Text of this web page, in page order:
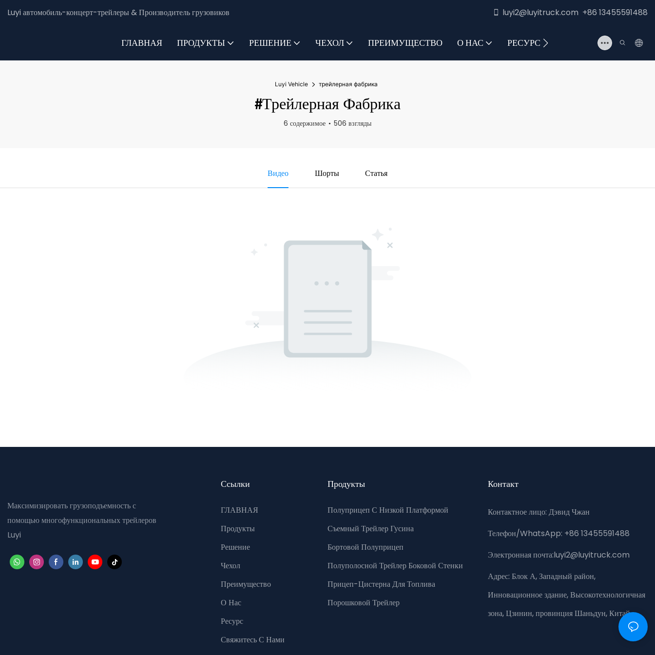
Luyi автомобиль-концерт-трейлеры & Производитель грузовиков luyi2@luyitruck.com +86 13455591488
ГЛАВНАЯ ПРОДУКТЫ РЕШЕНИЕ ЧЕХОЛ ПРЕИМУЩЕСТВО О НАС РЕСУРС СВЯЖИТЕСЬ С НАМИ
Luyi Vehicle трейлерная фабрика
#трейлерная Фабрика
6 содержимое 506 взгляды
Видео Шорты Статья
Максимизировать грузоподъемность с
помощью многофункциональных трейлеров
Luyi
Ссылки
ГЛАВНАЯ
Продукты
Решение
Чехол
Преимущество
О Нас
Ресурс
Свяжитесь С Нами
Продукты
Полуприцеп С Низкой Платформой
Съемный Трейлер Гусина
Бортовой Полуприцеп
Полуполосной Трейлер Боковой Стенки
Прицеп-Цистерна Для Топлива
Порошковой Трейлер
Контакт
Контактное лицо: Дэвид Чжан
Телефон/WhatsApp: +86 13455591488
Электронная почта:luyi2@luyitruck.com
Адрес: Блок А, Западный район,
Инновационное здание, Высокотехнологичная
зона, Цзинин, провинция Шаньдун, Китай.